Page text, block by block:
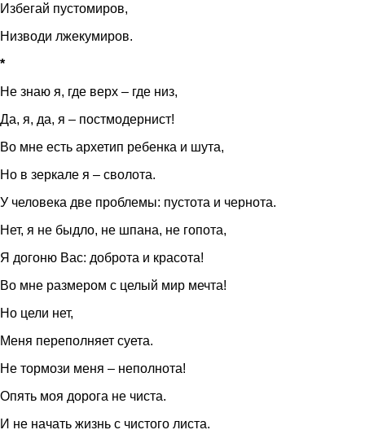
Избегай пустомиров,
Низводи лжекумиров.
*
Не знаю я, где верх – где низ,
Да, я, да, я – постмодернист!
Во мне есть архетип ребенка и шута,
Но в зеркале я – сволота.
У человека две проблемы: пустота и чернота.
Нет, я не быдло, не шпана, не гопота,
Я догоню Вас: доброта и красота!
Во мне размером с целый мир мечта!
Но цели нет,
Меня переполняет суета.
Не тормози меня – неполнота!
Опять моя дорога не чиста.
И не начать жизнь с чистого листа.